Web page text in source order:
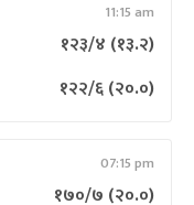
11:15 am
१२३/४ (१३.२)
१२२/६(२०.०)
07:15 pm
१७०/७ (२०.०)